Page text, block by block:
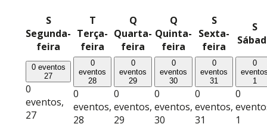
S
Segunda-
feira
T
Terça-
feira
Q
Quarta-
feira
Q
Quinta-
feira
S
Sexta-
feira
S
0 eventos
27
0
eventos,
27
0
eventos
28
0
eventos,
28
0
eventos
29
0
eventos,
29
0
eventos
30
0
eventos,
30
0
eventos
31
0
eventos,
31
0
1
0
1